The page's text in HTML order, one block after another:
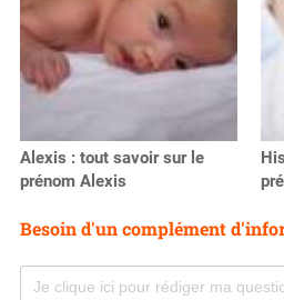
Alexis : tout savoir sur le
prénom Alexis
Besoin d'un complément